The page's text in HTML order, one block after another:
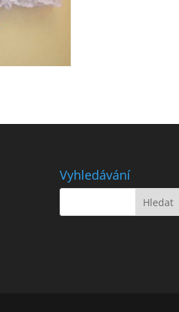
Vyhledávání